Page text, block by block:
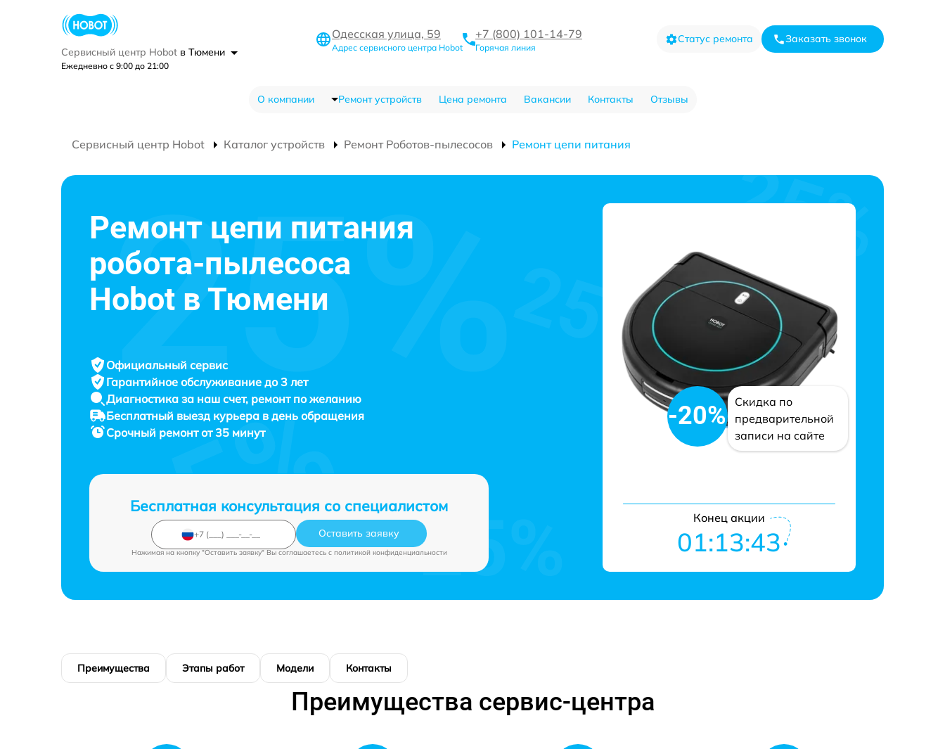
Сервисный центр Hobot в Тюмени
Ежедневно с 9:00 до 21:00
Одесская улица, 59
Адрес сервисного центра Hobot
+7 (800) 101-14-79
Горячая линия
Статус ремонта Заказать звонок
О компании Ремонт устройств Цена ремонта Вакансии Контакты Отзывы
Сервисный центр Hobot Каталог устройств Ремонт Роботов-пылесосов Ремонт цепи питания
Ремонт цепи питания
робота-пылесоса
Hobot в Тюмени
Официальный сервис
Гарантийное обслуживание до 3 лет
Диагностика за наш счет, ремонт по желанию
Бесплатный выезд курьера в день обращения
Срочный ремонтот 35 минут
Бесплатная консультация со специалистом
Оставить заявку
Нажимая на кнопку "Оставить заявку" Вы соглашаетесь c политикой конфиденциальности
-20%
Скидка по
предварительной
записи на сайте
Конец акции
01:13:42
Преимущества Этапы работ Модели Контакты
Преимущества сервис-центра